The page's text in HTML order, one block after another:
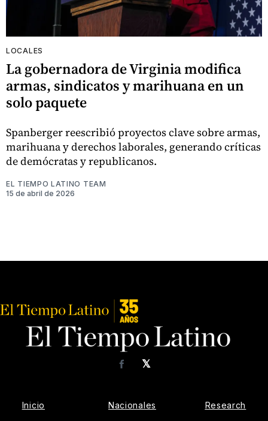
LOCALES
La gobernadora de Virginia modifica
armas, sindicatos y marihuana en un
solo paquete
Spanberger reescribió proyectos clave sobre armas,
marihuana y derechos laborales, generando críticas
de demócratas y republicanos.
EL TIEMPO LATINO TEAM
15 de abril de 2026
𝕏
Facebook
Inicio Nacionales Research